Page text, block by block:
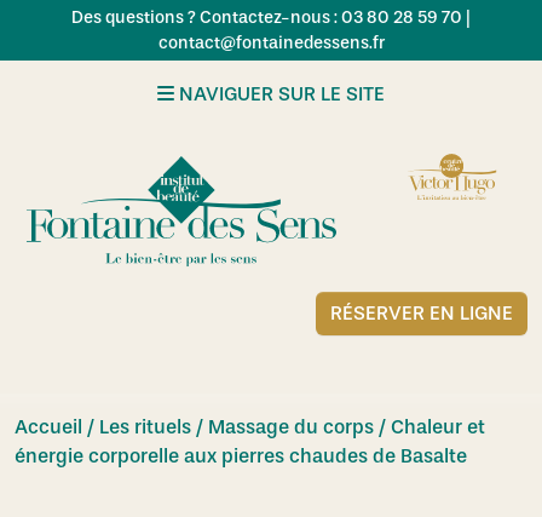
Skip to main content
Des questions ? Contactez-nous : 03 80 28 59 70 |
contact@fontainedessens.fr
NAVIGUER SUR LE SITE
RÉSERVER EN LIGNE
Accueil / Les rituels / Massage du corps / Chaleur et
énergie corporelle aux pierres chaudes de Basalte